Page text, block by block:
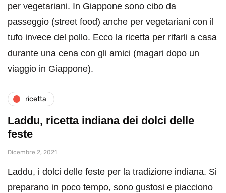
per vegetariani. In Giappone sono cibo da
passeggio (street food) anche per vegetariani con il
tufo invece del pollo. Ecco la ricetta per rifarli a casa
durante una cena con gli amici (magari dopo un
viaggio in Giappone).
ricetta
Laddu, ricetta indiana dei dolci delle
feste
Dicembre 2, 2021
Laddu, i dolci delle feste per la tradizione indiana. Si
preparano in poco tempo, sono gustosi e piacciono